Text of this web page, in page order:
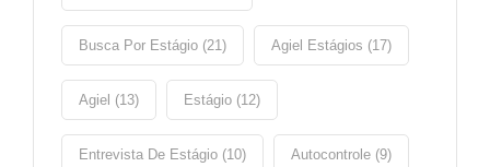
Busca Por Estágio (21) Agiel Estágios (17)
Agiel (13) Estágio (12)
Entrevista De Estágio (10) Autocontrole (9)